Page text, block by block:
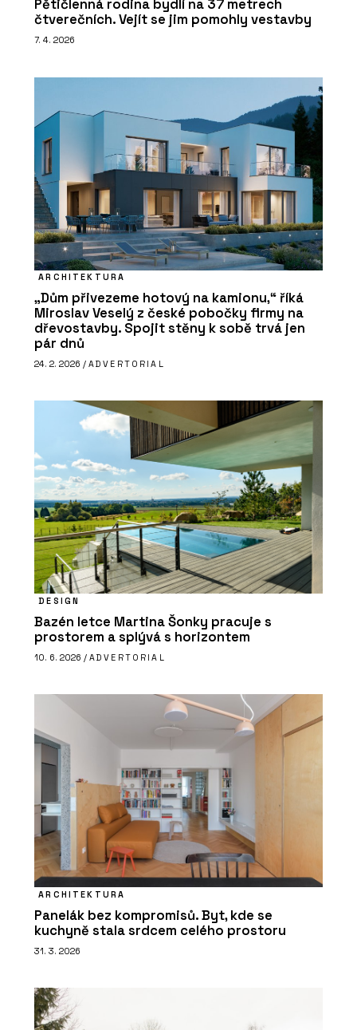
Pětičlenná rodina bydlí na 37 metrech
čtverečních. Vejít se jim pomohly vestavby
7. 4. 2026
ARCHITEKTURA
„Dům přivezeme hotový na kamionu,“ říká
Miroslav Veselý z české pobočky firmy na
dřevostavby. Spojit stěny k sobě trvá jen
pár dnů
24. 2. 2026 / ADVERTORIAL
DESIGN
Bazén letce Martina Šonky pracuje s
prostorem a splývá s horizontem
10. 6. 2026 / ADVERTORIAL
ARCHITEKTURA
Panelák bez kompromisů. Byt, kde se
kuchyně stala srdcem celého prostoru
31. 3. 2026